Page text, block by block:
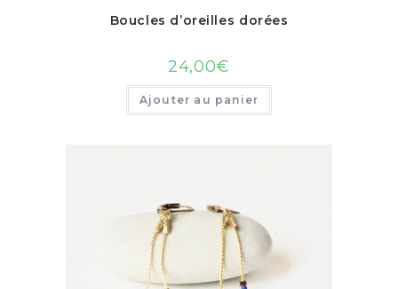
Boucles d’oreilles dorées
24,00€
Ajouter au panier